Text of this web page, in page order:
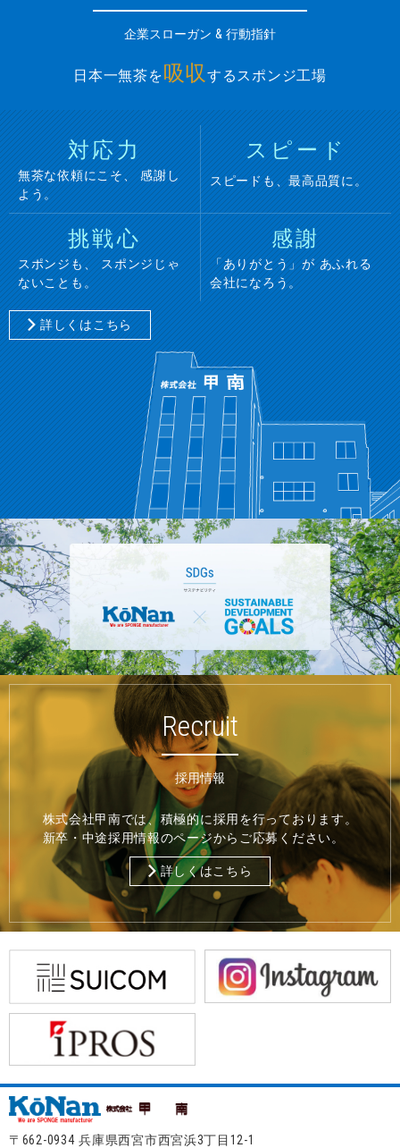
企業スローガン & 行動指針
日本一無茶を吸収するスポンジ工場
対応力
無茶な依頼にこそ、感謝し
よう。
スピード
スピードも、最高品質に。
挑戦心
スポンジも、スポンジじゃ
ないことも。
感謝
「ありがとう」があふれる
会社になろう。
詳しくはこちら
Recruit
採用情報
株式会社甲南では、積極的に採用を行っております。
新卒・中途採用情報のページからご応募ください。
詳しくはこちら
〒662-0934 兵庫県西宮市西宮浜3丁目12-1